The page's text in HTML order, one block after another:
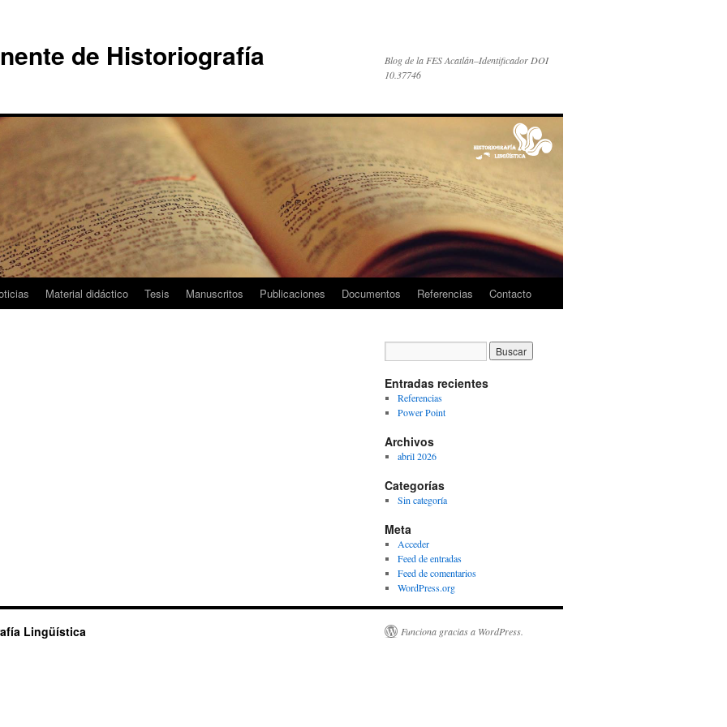
de Historiografía
Blog de la FES Acatlán–Identificador DOI
10.37746
Material didáctico Tesis Manuscritos Publicaciones Documentos Referencias Contacto
Entradas recientes
Referencias
Power Point
Archivos
abril 2026
Categorías
Sin categoría
Meta
Acceder
Feed de entradas
Feed de comentarios
WordPress.org
Lingüística Funciona gracias a WordPress.